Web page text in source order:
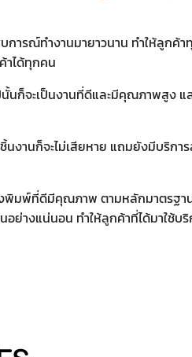
การณ์ทำงานมายาวนาน ทำให้ลูกค้
าได้ทุกคน
นก็จะเป็นงานที่ดีและมีคุณภาพสูง
นงานก็จะไม่เสียหาย แถมยังมีบริกา
งพิมพ์ที่ดีมีคุณภาพ ตามหลักมาตรฐา
างแน่นอน ทำให้ลูกค้าที่ได้มาใช้บริ